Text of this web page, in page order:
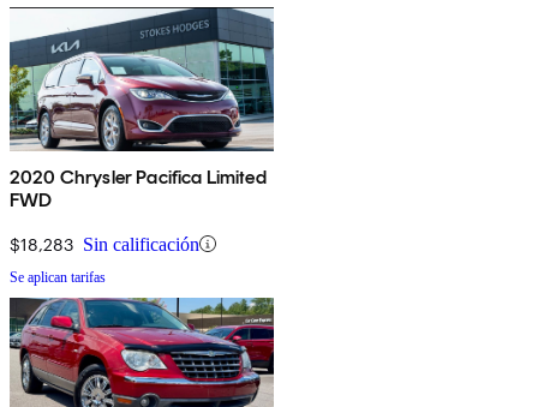
2020 Chrysler Pacifica Limited
FWD
$18,283 Sin calificación
Se aplican tarifas